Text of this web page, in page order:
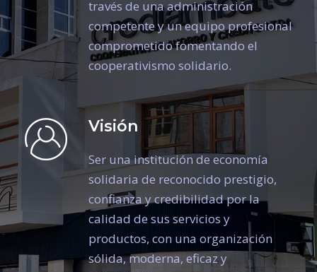
través de una administración
competente y un equipo profesional
comprometido fomentando el
cooperativismo solidario.
Visión
Ser una institución de economía
solidaria de reconocido prestigio,
confianza y credibilidad por la
calidad de sus servicios y
productos, con una organización
sólida, moderna, eficaz y